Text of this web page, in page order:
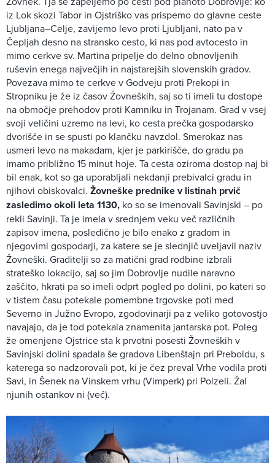
iz Lok skozi Tabor in Ojstriško vas prispemo do glavne ceste
Ljubljana–Celje, zavijemo levo proti Ljubljani, nato pa v
Čepljah desno na stransko cesto, ki nas pod avtocesto in
mimo cerkve sv. Martina pripelje do delno obnovljenih
ruševin enega največjih in najstarejših slovenskih gradov.
Povezava mimo te cerkve v Godveju proti Prekopi in
Stropniku je že iz časov Žovneških, saj so ti imeli tu dostope
na območje prehodov proti Kamniku in Trojanam. Grad v vsej
svoji veličini uzremo na levi, ko cesta prečka gospodarsko
dvorišče in se spusti po klančku navzdol. Smerokaz nas
usmeri levo na makadam, kjer je parkirišče, do gradu pa
imamo približno 15 minut hoje. Ta cesta oziroma dostop naj bi
bil enak, kot so ga uporabljali nekdanji prebivalci gradu in
njihovi obiskovalci. Žovneške prednike v listinah prvič
zasledimo okoli leta 1130, ko so se imenovali Savinjski – po
rekli Savinji. Ta je imela v srednjem veku več različnih
zapisov imena, posledično je bilo enako z gradom in
njegovimi gospodarji, za katere se je slednjič uveljavil naziv
Žovneški. Graditelji so za matični grad rodbine izbrali
strateško lokacijo, saj so jim Dobrovlje nudile naravno
zaščito, hkrati pa so imeli odprt pogled po dolini, po kateri so
v tistem času potekale pomembne trgovske poti med
Severno in Južno Evropo, zgodovinarji pa z veliko gotovostjo
navajajo, da je tod potekala znamenita jantarska pot. Poleg
že omenjene Ojstrice sta k prvotni posesti Žovneških v
Savinjski dolini spadala še gradova Libenštajn pri Preboldu, s
katerega so nadzorovali pot, ki je čez preval Vrhe vodila proti
Savi, in Šenek na Vinskem vrhu (Vimperk) pri Polzeli. Žal
njunih ostankov ni (več).